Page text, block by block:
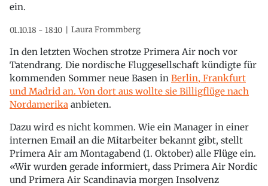
ein.
01.10.18 - 18:10 Laura Frommberg
In den letzten Wochen strotze Primera Air noch vor
Tatendrang. Die nordische Fluggesellschaft kündigte für
kommenden Sommer neue Basen in Berlin, Frankfurt
und Madrid an. Von dort aus wollte sie Billigflüge nach
Nordamerika anbieten.
Dazu wird es nicht kommen. Wie ein Manager in einer
internen Email an die Mitarbeiter bekannt gibt, stellt
Primera Air am Montagabend (1. Oktober) alle Flüge ein.
«Wir wurden gerade informiert, dass Primera Air Nordic
und Primera Air Scandinavia morgen Insolvenz